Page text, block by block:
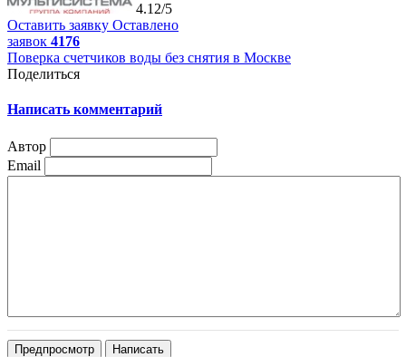
4.12/5
Оставить заявку Оставлено
заявок 4176
Поверка счетчиков воды без снятия в Москве
Поделиться
Написать комментарий
Автор
Email